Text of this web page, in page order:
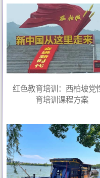
红色教育培训：西柏坡党
育培训课程方案